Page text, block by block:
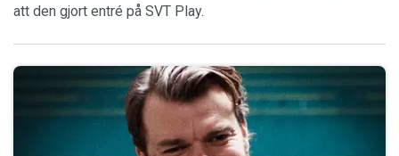
att den gjort entré på SVT Play.